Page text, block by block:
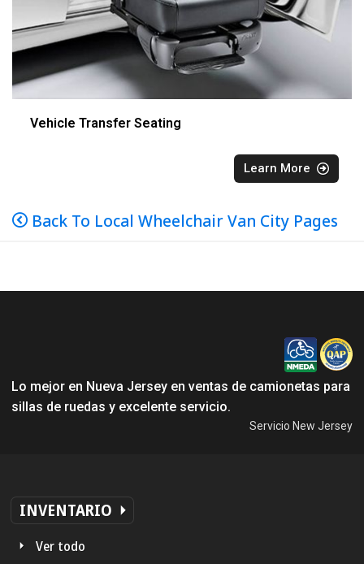
Vehicle Transfer Seating
Learn More
Back To Local Wheelchair Van City Pages
Lo mejor en Nueva Jersey en ventas de camionetas para
sillas de ruedas y excelente servicio.
Servicio New Jersey
INVENTARIO
Ver todo